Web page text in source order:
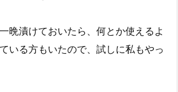
晩漬けておいたら、何とか使えるよ
いる方もいたので、試しに私もやっ